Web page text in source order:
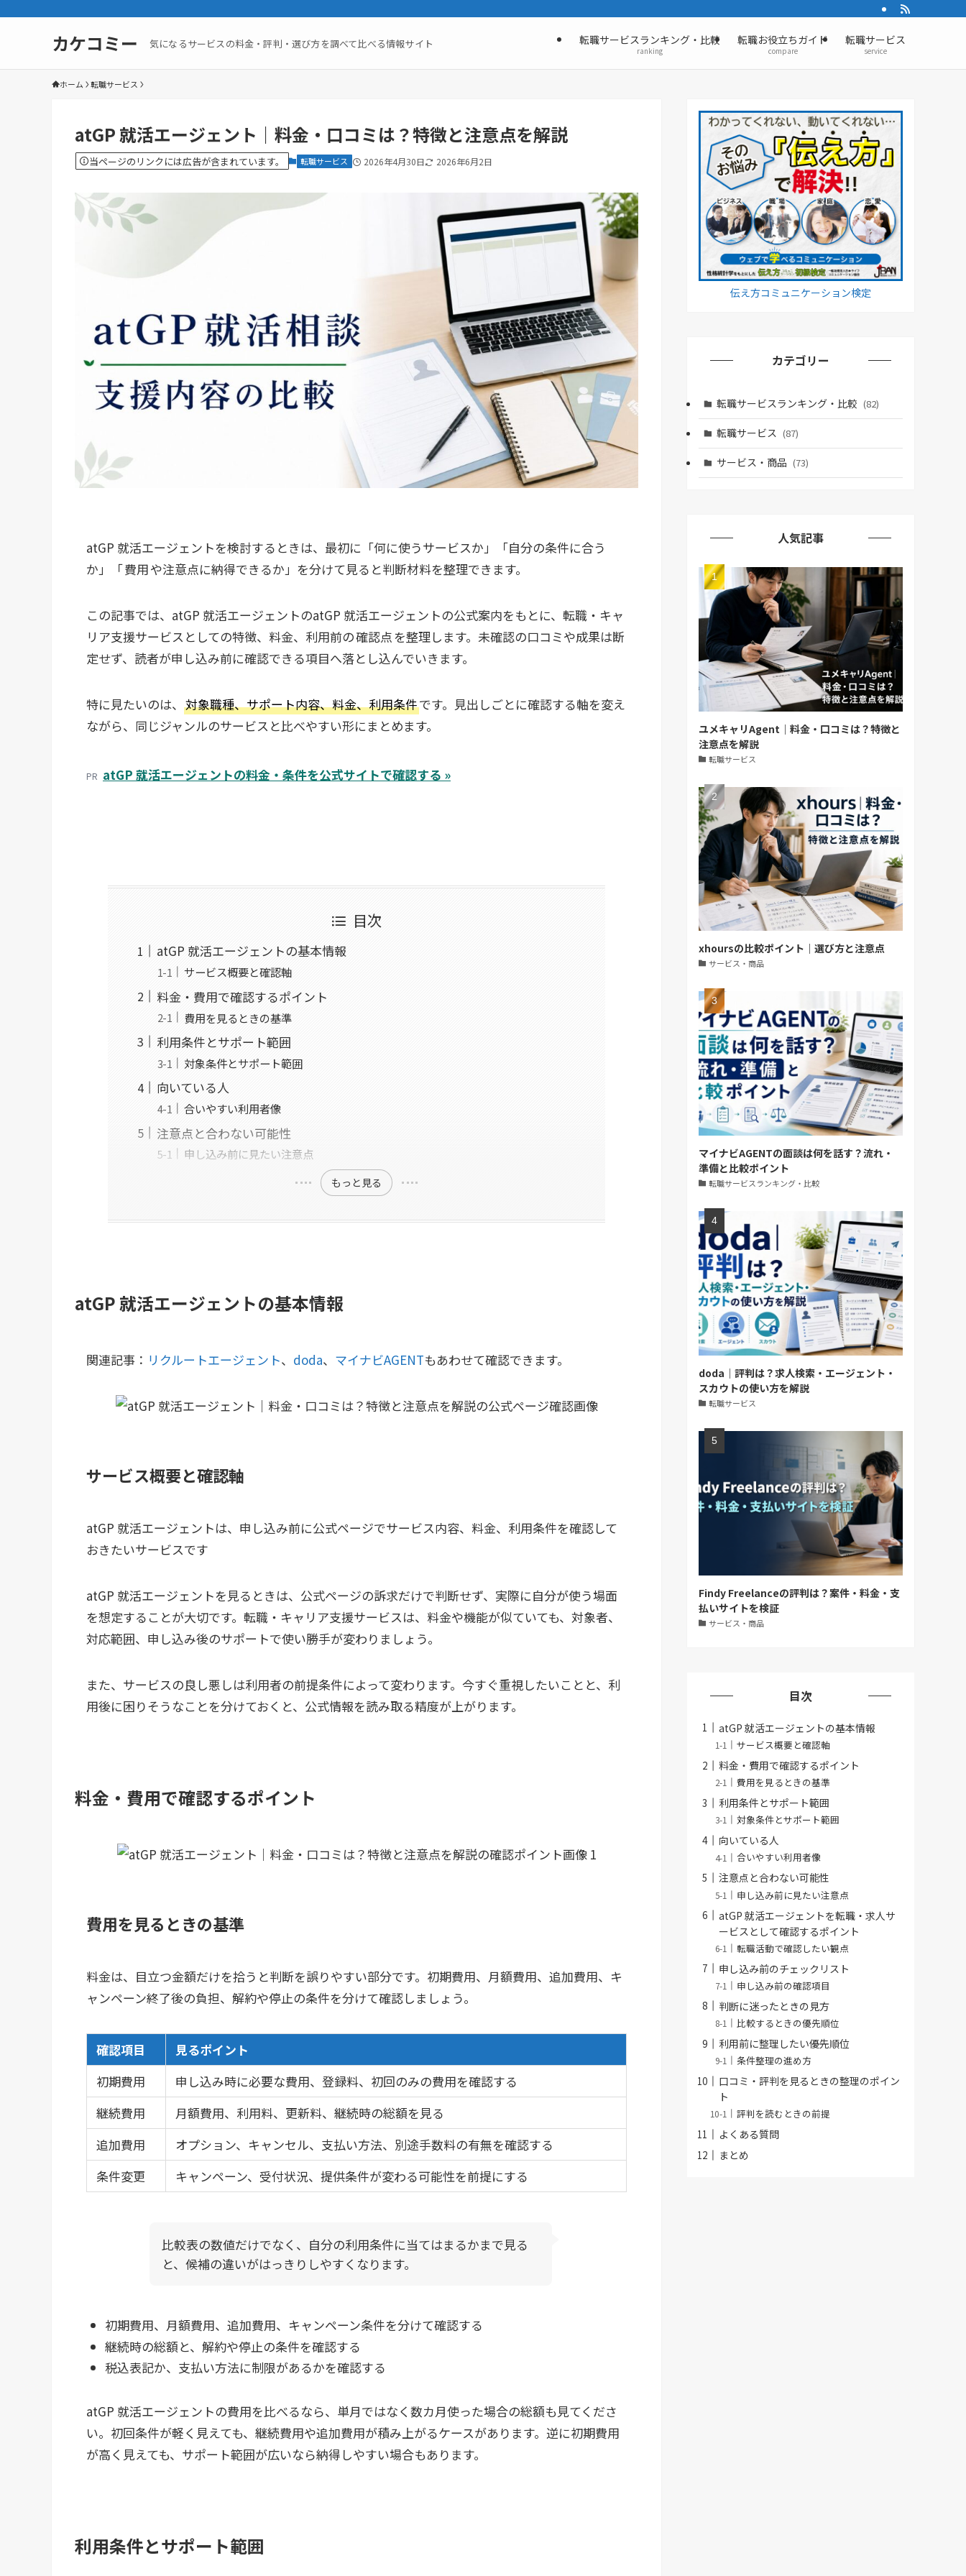
カケコミー 気になるサービスの料金・評判・選び方を調べて比べる情報サイト 転職サービスランキング・比較
ranking
転職お役立ちガイド
compare
転職サービス
service
ホーム 転職サービス
atGP 就活エージェント｜料金・口コミは？特徴と注意点を解説
当ページのリンクには広告が含まれています。 転職サービス 2026年4月30日 2026年6月2日
atGP 就活エージェントを検討するときは、最初に「何に使うサービスか」「自分の条件に合う
か」「費用や注意点に納得できるか」を分けて見ると判断材料を整理できます。
この記事では、atGP 就活エージェントのatGP 就活エージェントの公式案内をもとに、転職・キャ
リア支援サービスとしての特徴、料金、利用前の確認点を整理します。未確認の口コミや成果は断
定せず、読者が申し込み前に確認できる項目へ落とし込んでいきます。
特に見たいのは、 対象職種、サポート内容、料金、利用条件です。見出しごとに確認する軸を変え
ながら、同じジャンルのサービスと比べやすい形にまとめます。
PR atGP 就活エージェントの料金・条件を公式サイトで確認する »
目次
atGP 就活エージェントの基本情報
サービス概要と確認軸
料金・費用で確認するポイント
費用を見るときの基準
利用条件とサポート範囲
対象条件とサポート範囲
向いている人
合いやすい利用者像
注意点と合わない可能性
申し込み前に見たい注意点
もっと見る
atGP 就活エージェントの基本情報
関連記事： リクルートエージェント、 doda、 マイナビAGENTもあわせて確認できます。
サービス概要と確認軸
atGP 就活エージェントは、申し込み前に公式ページでサービス内容、料金、利用条件を確認して
おきたいサービスです
atGP 就活エージェントを見るときは、公式ページの訴求だけで判断せず、実際に自分が使う場面
を想定することが大切です。転職・キャリア支援サービスは、料金や機能が似ていても、対象者、
対応範囲、申し込み後のサポートで使い勝手が変わりましょう。
また、サービスの良し悪しは利用者の前提条件によって変わります。今すぐ重視したいことと、利
用後に困りそうなことを分けておくと、公式情報を読み取る精度が上がります。
料金・費用で確認するポイント
費用を見るときの基準
料金は、目立つ金額だけを拾うと判断を誤りやすい部分です。初期費用、月額費用、追加費用、キ
ャンペーン終了後の負担、解約や停止の条件を分けて確認しましょう。
確認項目
見るポイント
初期費用
申し込み時に必要な費用、登録料、初回のみの費用を確認する
継続費用
月額費用、利用料、更新料、継続時の総額を見る
追加費用
オプション、キャンセル、支払い方法、別途手数料の有無を確認する
条件変更
キャンペーン、受付状況、提供条件が変わる可能性を前提にする
比較表の数値だけでなく、自分の利用条件に当てはまるかまで見る
と、候補の違いがはっきりしやすくなります。
初期費用、月額費用、追加費用、キャンペーン条件を分けて確認する
継続時の総額と、解約や停止の条件を確認する
税込表記か、支払い方法に制限があるかを確認する
atGP 就活エージェントの費用を比べるなら、単月ではなく数カ月使った場合の総額も見てくださ
い。初回条件が軽く見えても、継続費用や追加費用が積み上がるケースがあります。逆に初期費用
が高く見えても、サポート範囲が広いなら納得しやすい場合もあります。
利用条件とサポート範囲
伝え方コミュニケーション検定
カテゴリー
転職サービスランキング・比較 (82)
転職サービス (87)
サービス・商品 (73)
人気記事
ユメキャリAgent｜料金・口コミは？特徴と
注意点を解説
転職サービス
xhoursの比較ポイント｜選び方と注意点
サービス・商品
マイナビAGENTの面談は何を話す？流れ・
準備と比較ポイント
転職サービスランキング・比較
doda｜評判は？求人検索・エージェント・
スカウトの使い方を解説
転職サービス
Findy Freelanceの評判は？案件・料金・支
払いサイトを検証
サービス・商品
目次
atGP 就活エージェントの基本情報
サービス概要と確認軸
料金・費用で確認するポイント
費用を見るときの基準
利用条件とサポート範囲
対象条件とサポート範囲
向いている人
合いやすい利用者像
注意点と合わない可能性
申し込み前に見たい注意点
atGP 就活エージェントを転職・求人サ
ービスとして確認するポイント
転職活動で確認したい観点
申し込み前のチェックリスト
申し込み前の確認項目
判断に迷ったときの見方
比較するときの優先順位
利用前に整理したい優先順位
条件整理の進め方
口コミ・評判を見るときの整理のポイン
ト
評判を読むときの前提
よくある質問
まとめ